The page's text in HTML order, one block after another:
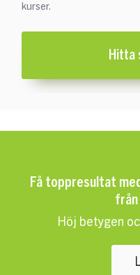
kurser.
Hitta
Få toppresultat
från
Höj betygen